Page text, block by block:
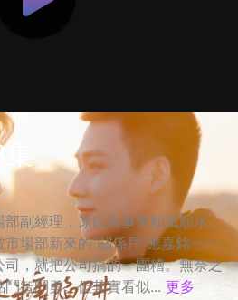
副經理，原以為事業順風順水、
場部新來的“關係戶”應嘉銘一一
，就把公司搞的一團糟。無奈之
智鬥勇。但其實看似... 更多